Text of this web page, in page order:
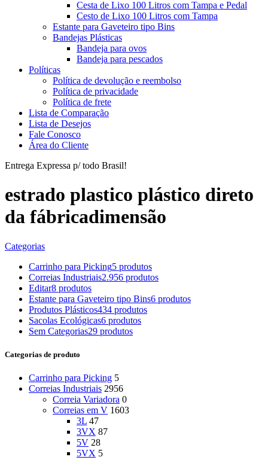
Cesta de Lixo 100 Litros com Tampa e Pedal
Cesto de Lixo 100 Litros com Tampa
Estante para Gaveteiro tipo Bins
Bandejas Plásticas
Bandeja para ovos
Bandeja para pescados
Políticas
Política de devolução e reembolso
Política de privacidade
Política de frete
Lista de Comparação
Lista de Desejos
Fale Conosco
Área do Cliente
Entrega Expressa p/ todo Brasil!
estrado plastico plástico direto
da fábricadimensão
Categorias
Carrinho para Picking5 produtos
Correias Industriais2.956 produtos
Editar8 produtos
Estante para Gaveteiro tipo Bins6 produtos
Produtos Plásticos434 produtos
Sacolas Ecológicas6 produtos
Sem Categorias29 produtos
Categorias de produto
Carrinho para Picking 5
Correias Industriais 2956
Correia Variadora 0
Correias em V 1603
3L 47
3VX 87
5V 28
5VX 5